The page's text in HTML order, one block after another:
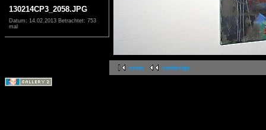
130214CP3_2058.JPG
Datum: 14.02.2013 Betrachtet: 753
mal
erste vorherige